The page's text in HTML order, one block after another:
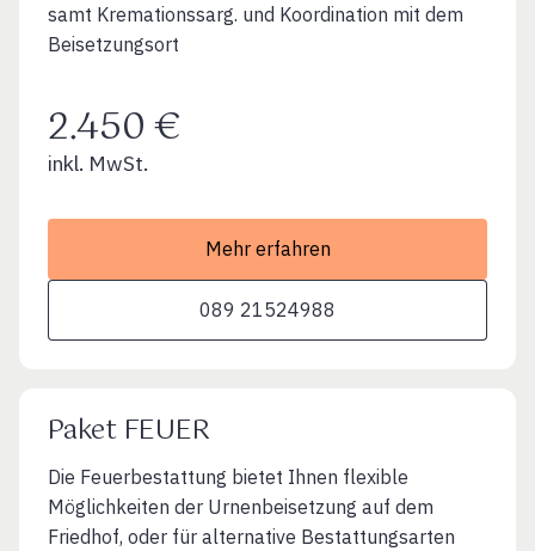
samt Kremationssarg. und Koordination mit dem
Beisetzungsort
2.450 €
inkl. MwSt.
Mehr erfahren
089 21524988
Paket FEUER
Die Feuerbestattung bietet Ihnen flexible
Möglichkeiten der Urnenbeisetzung auf dem
Friedhof, oder für alternative Bestattungsarten